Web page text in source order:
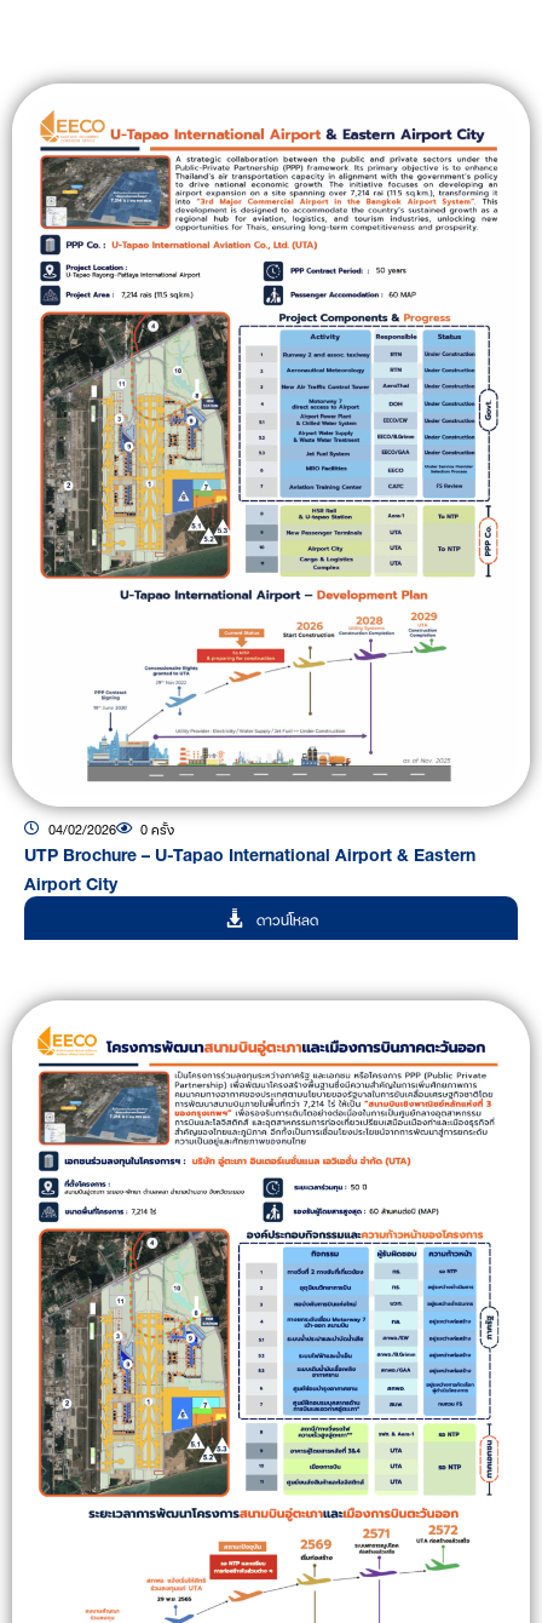
04/02/2026 0 ครั้ง
UTP Brochure – U-Tapao International Airport & Eastern
Airport City
ดาวน์โหลด